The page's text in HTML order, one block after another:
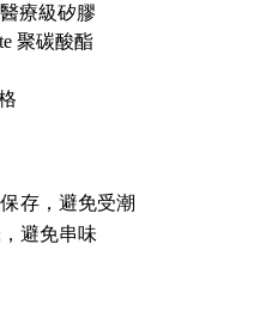
療級矽膠
聚碳酸酯
存，避免受潮
避免串味